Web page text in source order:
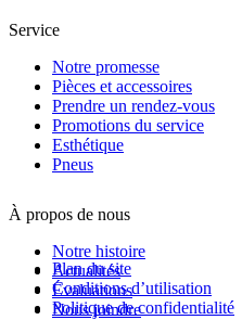
Service
Notre promesse
Pièces et accessoires
Prendre un rendez-vous
Promotions du service
Esthétique
Pneus
À propos de nous
Notre histoire
Actualités
Évaluations
Nous joindre
Plan du site
Conditions d’utilisation
Politique de confidentialité